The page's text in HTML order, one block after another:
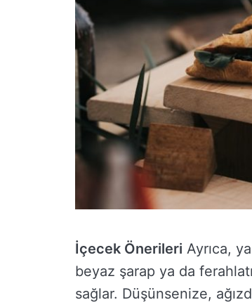
İçecek Önerileri Ayrıca,
beyaz şarap ya da
sağlar. Düşünsenize,